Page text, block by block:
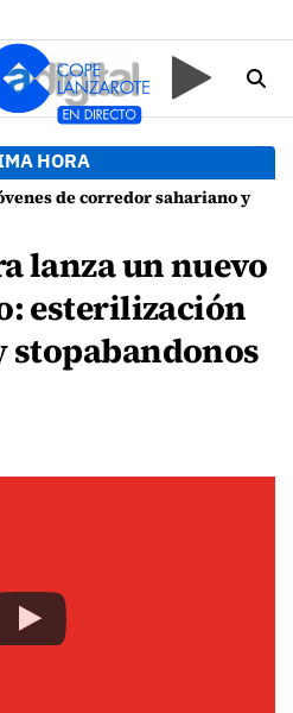
HORA
y episodios de cortejo de hubara cerca del rally de Lanzarote
lanza un nuevo
esterilización
stopabandonos